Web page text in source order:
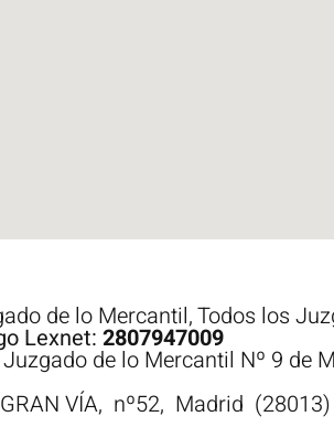
de lo Mercantil,Todos los
Lexnet: 2807947009
Juzgado de lo Mercantil Nº 9 de
GRAN VÍA, nº52, Madrid (28013)